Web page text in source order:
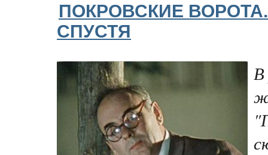
ПОКРОВСКИЕ
СПУСТЯ
В